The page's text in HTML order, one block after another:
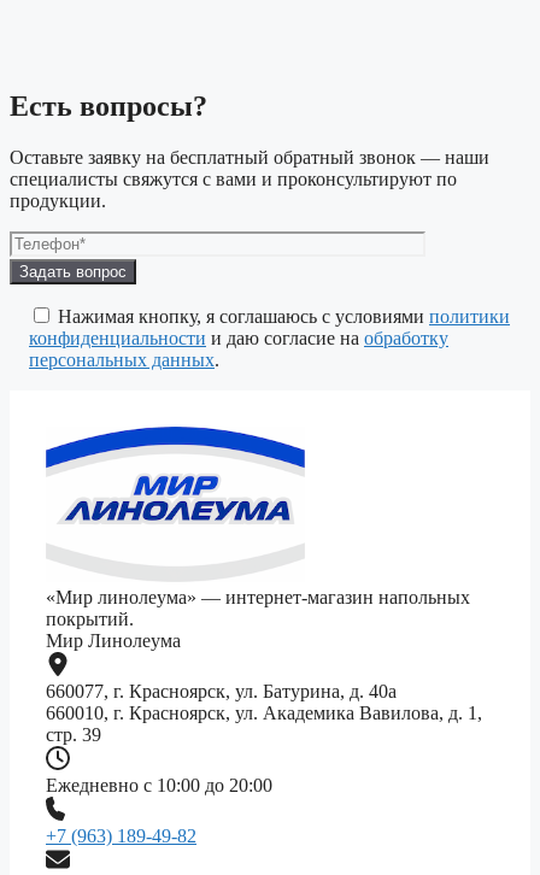
Есть вопросы?
Оставьте заявку на бесплатный обратный звонок — наши
специалисты свяжутся с вами и проконсультируют по
продукции.
Оставьте
это
поле
пустым.
Нажимая кнопку, я соглашаюсь с условиями политики
конфиденциальности и даю согласие на обработку
персональных данных.
«Мир линолеума» — интернет-магазин напольных
покрытий.
Мир Линолеума
660077, г. Красноярск, ул. Батурина, д. 40а
660010, г. Красноярск, ул. Академика Вавилова, д. 1,
стр. 39
Ежедневно с 10:00 до 20:00
+7 (963) 189-49-82